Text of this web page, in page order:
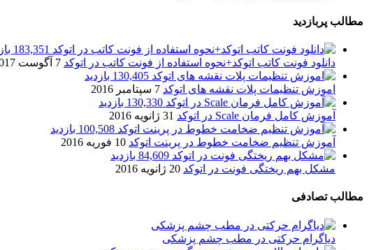
مطالب پربازدید
183,351 بازدید
دانلود فونت کاتب اتوکد+نحوه استفاده از فونت کاتب در اتوکد 7 آگوست 2017
130,405 بازدید
اموزش تنظیمات پلات نقشه های اتوکد 7 سپتامبر 2016
130,330 بازدید
آموزش کامل فرمان Scale در اتوکد
31 ژانویه 2016
100,508 بازدید
آموزش تنظیم ضخامت خطوط در پرینت اتوکد 10 فوریه 2016
84,609 بازدید
مشکل بهم ریختگی فونت در اتوکد 20 ژانویه 2016
مطالب تصادفی
دیاگرام حرکتی در مطب چشم پزشکی